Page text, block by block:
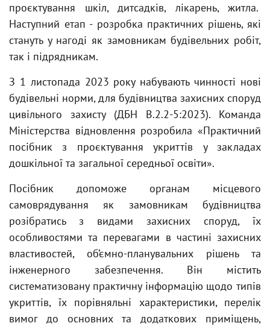
проєктування шкіл, дитсадків, лікарень, житла.
Наступний етап - розробка практичних рішень, які
стануть у нагоді як замовникам будівельних робіт,
так і підрядникам.
З 1 листопада 2023 року набувають чинності нові
будівельні норми, для будівництва захисних споруд
цивільного захисту (ДБН В.2.2-5:2023). Команда
Міністерства відновлення розробила «Практичний
посібник з проєктування укриттів у закладах
дошкільної та загальної середньої освіти».
Посібник допоможе органам місцевого
самоврядування як замовникам будівництва
розібратись з видами захисних споруд, їх
особливостями та перевагами в частині захисних
властивостей, об’ємно-планувальних рішень та
інженерного забезпечення. Він містить
систематизовану практичну інформацію щодо типів
укриттів, їх порівняльні характеристики, перелік
вимог до основних та додаткових приміщень,